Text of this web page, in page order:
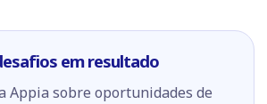
em resultado
Appia sobre oportunidades de